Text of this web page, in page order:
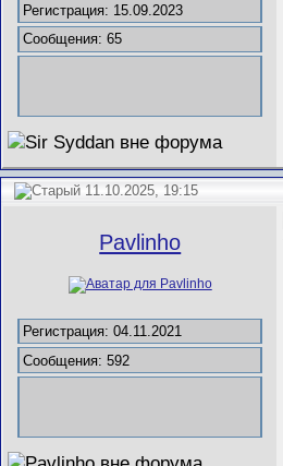
Регистрация: 15.09.2023
Сообщения: 65
11.10.2025, 19:15
Pavlinho
Регистрация: 04.11.2021
Сообщения: 592